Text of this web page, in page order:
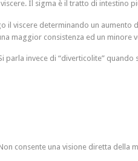
Il sigma è il tratto di intestino
il viscere determinando un aumento
maggior consistenza ed un minore
parla invece di “diverticolite”
consente una visione diretta della